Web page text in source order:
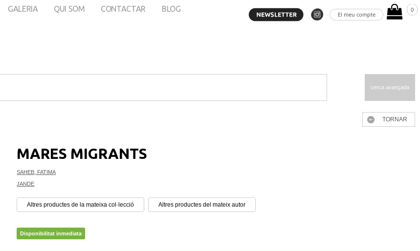
El meu compte
0
GALERIA QUI SOM CONTACTAR BLOG
cerca avançada
TORNAR
MARES MIGRANTS
SAHEB, FATIMA
JANDE
Altres productes de la mateixa col·lecció Altres productes del mateix autor
Disponibilitat inmediata